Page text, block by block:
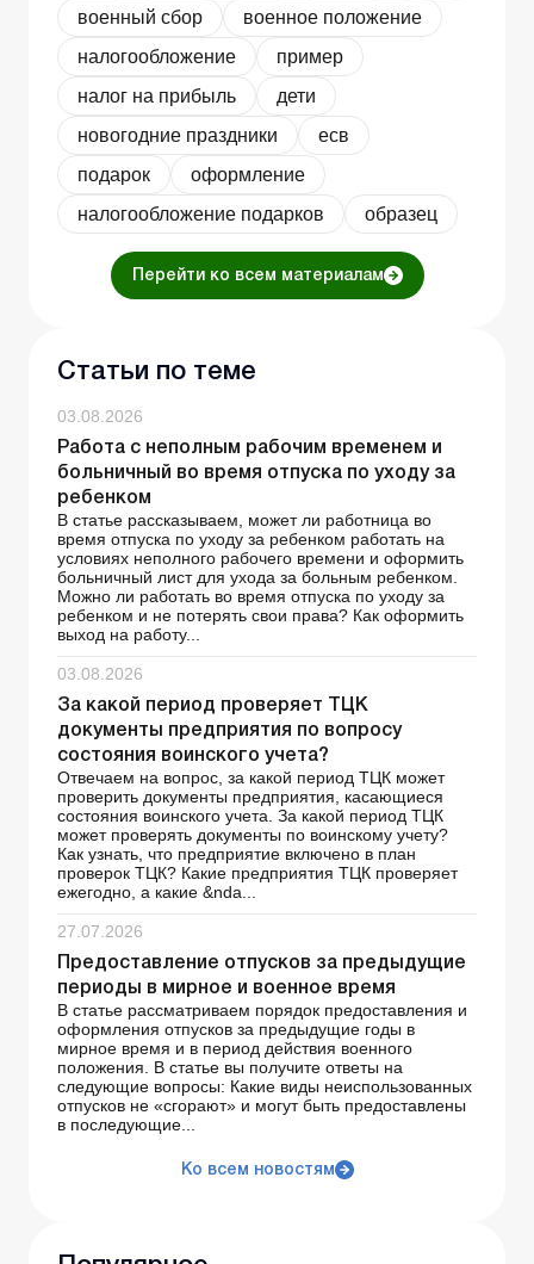
военный сбор
военное положение
налогообложение
пример
налог на прибыль
дети
новогодние праздники
есв
подарок
оформление
налогообложение подарков
образец
Перейти ко всем материалам
Статьи по теме
03.08.2026
Работа с неполным рабочим временем и
больничный во время отпуска по уходу за
ребенком
В статье рассказываем, может ли работница во
время отпуска по уходу за ребенком работать на
условиях неполного рабочего времени и оформить
больничный лист для ухода за больным ребенком.
Можно ли работать во время отпуска по уходу за
ребенком и не потерять свои права? Как оформить
выход на работу...
03.08.2026
За какой период проверяет ТЦК
документы предприятия по вопросу
состояния воинского учета?
Отвечаем на вопрос, за какой период ТЦК может
проверить документы предприятия, касающиеся
состояния воинского учета. За какой период ТЦК
может проверять документы по воинскому учету?
Как узнать, что предприятие включено в план
проверок ТЦК? Какие предприятия ТЦК проверяет
ежегодно, а какие &nda...
27.07.2026
Предоставление отпусков за предыдущие
периоды в мирное и военное время
В статье рассматриваем порядок предоставления и
оформления отпусков за предыдущие годы в
мирное время и в период действия военного
положения. В статье вы получите ответы на
следующие вопросы: Какие виды неиспользованных
отпусков не «сгорают» и могут быть предоставлены
в последующие...
Ко всем новостям